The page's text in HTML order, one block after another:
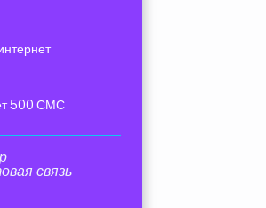
500 СМС
связь